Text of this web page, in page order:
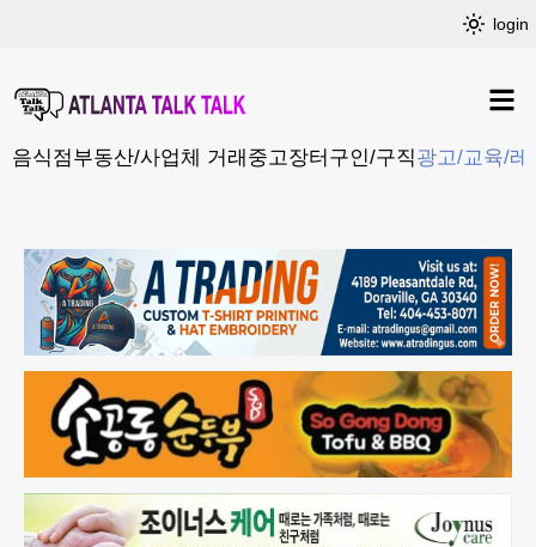
login
음식점부동산/사업체 거래 중고장터 구인/구직광고/교육/레